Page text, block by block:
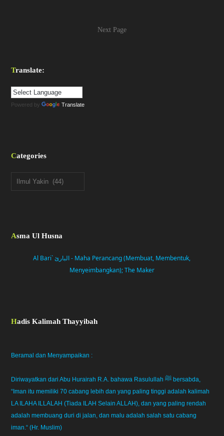
Next Page
Translate:
Powered by Translate
Categories
Categories
Asma Ul Husna
Al Bari` البارئ - Maha Perancang (Membuat, Membentuk,
Menyeimbangkan); The Maker
Hadis Kalimah Thayyibah
Beramal dan Menyampaikan :
Diriwayatkan dari Abu Hurairah R.A. bahawa Rasulullah ﷺ bersabda,
“Iman itu memiliki 70 cabang lebih dan yang paling tinggi adalah kalimah
LA ILAHA ILLALAH (Tiada ILAH Selain ALLAH), dan yang paling rendah
adalah membuang duri di jalan, dan malu adalah salah satu cabang
iman.“ (Hr. Muslim)